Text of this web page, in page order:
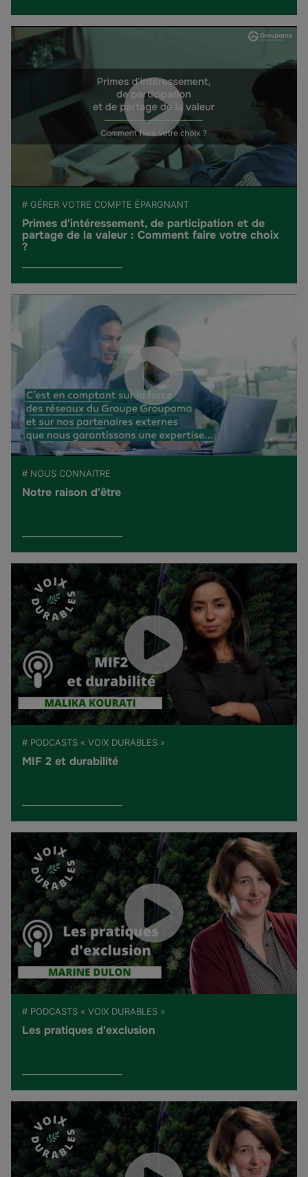
# GÉRER VOTRE COMPTE ÉPARGNANT
Primes d'intéressement, de participation et de
partage de la valeur : Comment faire votre choix
?
# NOUS CONNAITRE
Notre raison d'être
# PODCASTS « VOIX DURABLES »
MIF 2 et durabilité
# PODCASTS « VOIX DURABLES »
Les pratiques d'exclusion